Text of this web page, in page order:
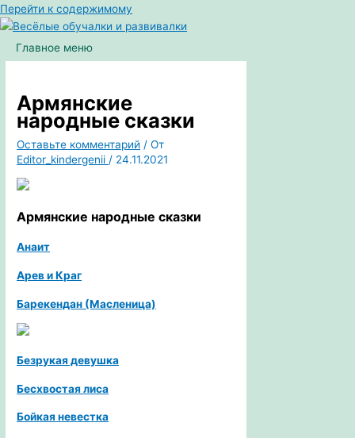
Перейти к содержимому
Главное меню
Армянские
народные сказки
Оставьте комментарий / От
Editor_kindergenii / 24.11.2021
Армянские народные сказки
Анаит
Арев и Краг
Барекендан (Масленица)
Безрукая девушка
Бесхвостая лиса
Бойкая невестка